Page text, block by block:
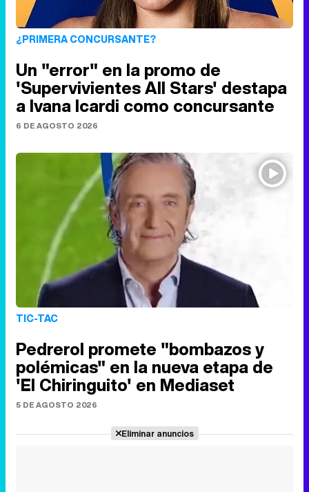
¿PRIMERA CONCURSANTE?
Un "error" en la promo de
'Supervivientes All Stars' destapa
a Ivana Icardi como concursante
6 DE AGOSTO 2026
TIC-TAC
Pedrerol promete "bombazos y
polémicas" en la nueva etapa de
'El Chiringuito' en Mediaset
5 DE AGOSTO 2026
Eliminar anuncios